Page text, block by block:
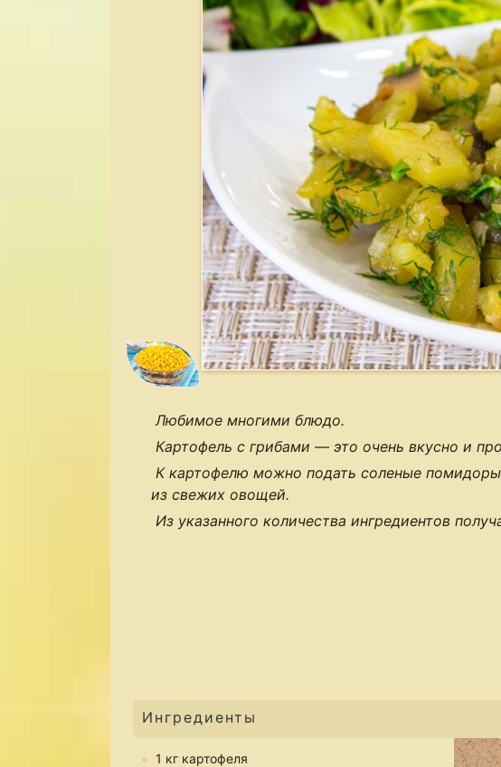
Любимое многими блюдо.
Картофель с грибами — это очень вкусно и
К картофелю можно подать соленые
из свежих овощей.
Из указанного количества ингредиентов
Ингредиенты
1 кг картофеля